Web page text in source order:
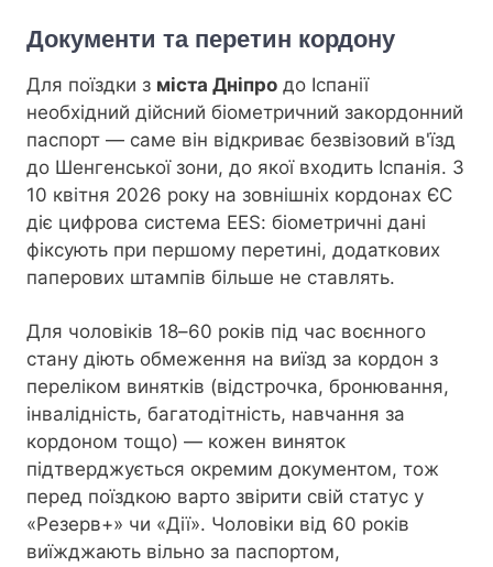
Документи та перетин кордону
Для поїздки з міста Дніпро до Іспанії
необхідний дійсний біометричний закордонний
паспорт — саме він відкриває безвізовий в'їзд
до Шенгенської зони, до якої входить Іспанія. З
10 квітня 2026 року на зовнішніх кордонах ЄС
діє цифрова система EES: біометричні дані
фіксують при першому перетині, додаткових
паперових штампів більше не ставлять.
Для чоловіків 18–60 років під час воєнного
стану діють обмеження на виїзд за кордон з
переліком винятків (відстрочка, бронювання,
інвалідність, багатодітність, навчання за
кордоном тощо) — кожен виняток
підтверджується окремим документом, тож
перед поїздкою варто звірити свій статус у
«Резерв+» чи «Дії». Чоловіки від 60 років
виїжджають вільно за паспортом,